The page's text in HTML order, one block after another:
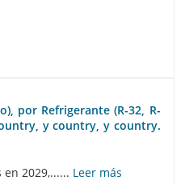
por Refrigerante (R-32, R-
y country, y country.
2029,...... Leer más